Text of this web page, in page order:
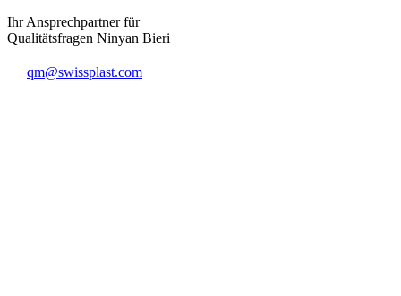
Ihr Ansprechpartner für
Qualitätsfragen Ninyan Bieri
qm@swissplast.com